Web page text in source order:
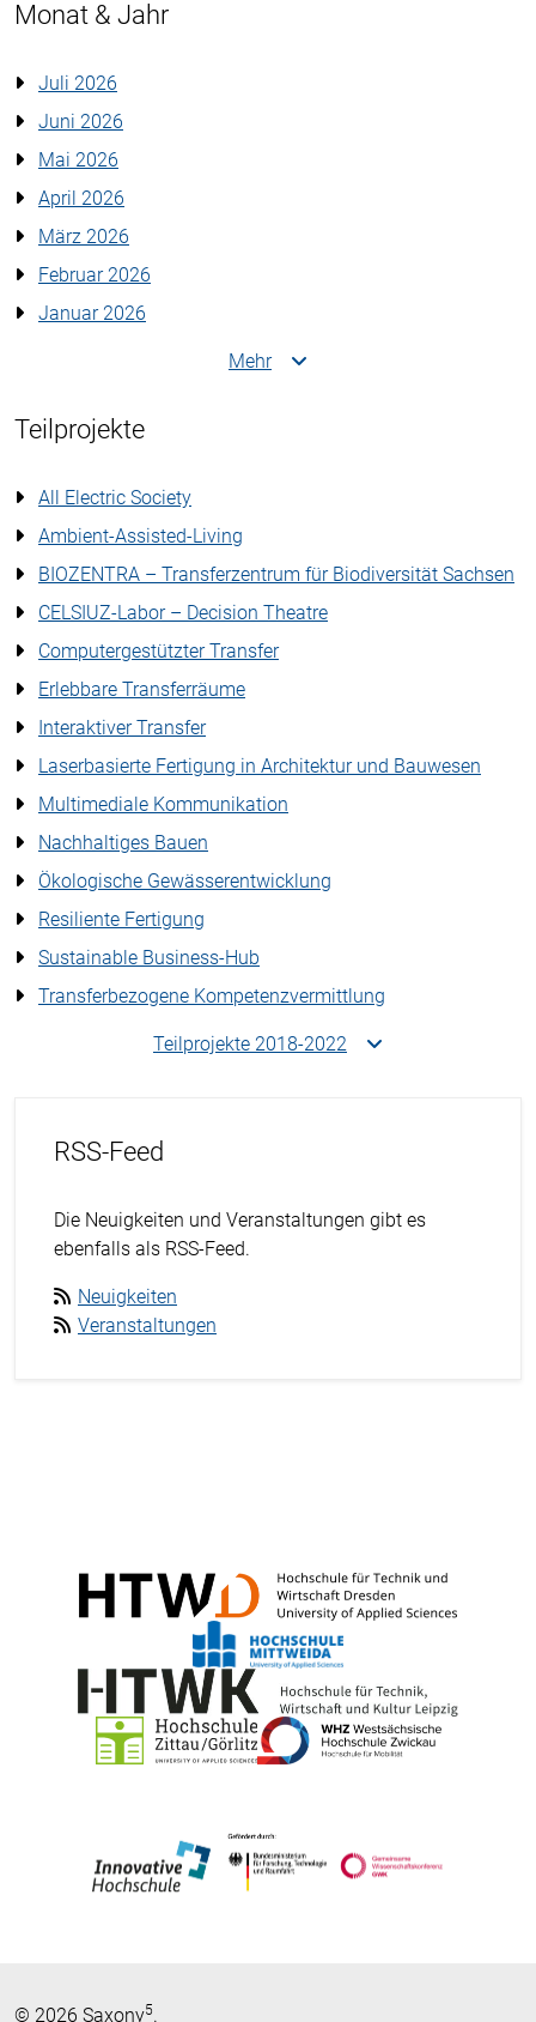
Monat & Jahr
Juli 2026
Juni 2026
Mai 2026
April 2026
März 2026
Februar 2026
Januar 2026
Mehr
Teilprojekte
All Electric Society
Ambient-Assisted-Living
BIOZENTRA – Transferzentrum für Biodiversität Sachsen
CELSIUZ-Labor – Decision Theatre
Computergestützter Transfer
Erlebbare Transferräume
Interaktiver Transfer
Laserbasierte Fertigung in Architektur und Bauwesen
Multimediale Kommunikation
Nachhaltiges Bauen
Ökologische Gewässerentwicklung
Resiliente Fertigung
Sustainable Business-Hub
Transferbezogene Kompetenzvermittlung
Teilprojekte 2018-2022
RSS-Feed
Die Neuigkeiten und Veranstaltungen gibt es
ebenfalls als RSS-Feed.
Neuigkeiten
Veranstaltungen
© 2026 Saxony5.